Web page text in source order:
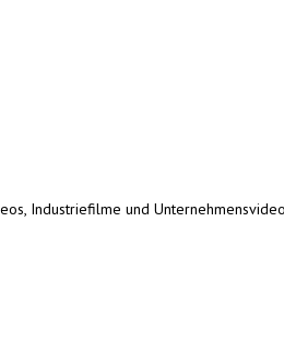
Industriefilme und